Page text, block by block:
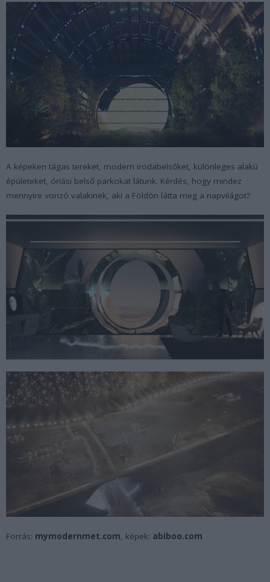
A képeken tágas tereket, modern irodabelsőket, különleges alakú
épületeket, óriási belső parkokat látunk. Kérdés, hogy mindez
mennyire vonzó valakinek, aki a Földön látta meg a napvilágot?
Forrás: mymodernmet.com, képek: abiboo.com